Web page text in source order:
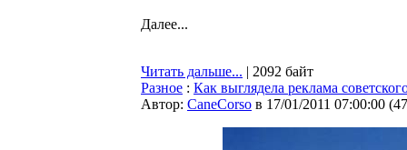
Далее...
Читать дальше... | 2092 байт
Разное : Как выглядела реклама
Автор: CaneCorso в 17/01/2011 07:00:00 (